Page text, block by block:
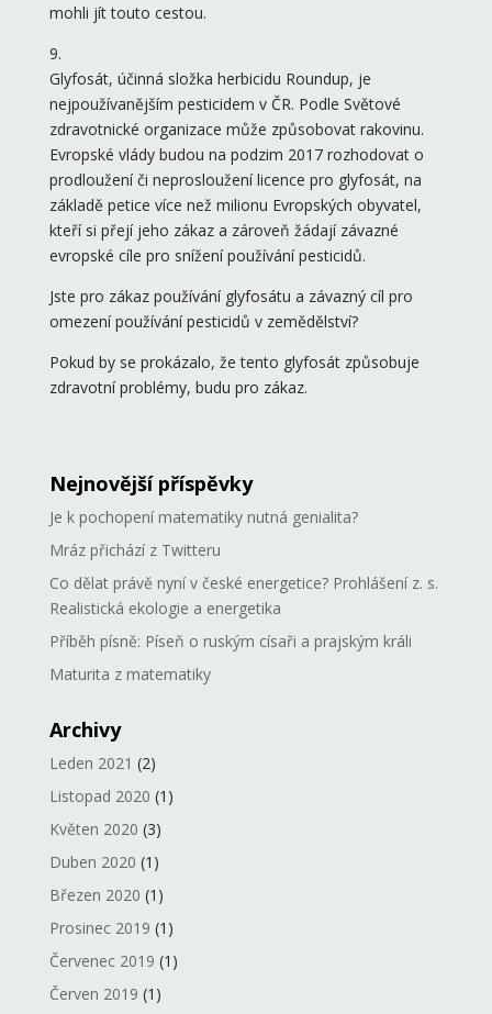
mohli jít touto cestou.
9.
Glyfosát, účinná složka herbicidu Roundup, je
nejpoužívanějším pesticidem v ČR. Podle Světové
zdravotnické organizace může způsobovat rakovinu.
Evropské vlády budou na podzim 2017 rozhodovat o
prodloužení či neprosloužení licence pro glyfosát, na
základě petice více než milionu Evropských obyvatel,
kteří si přejí jeho zákaz a zároveň žádají závazné
evropské cíle pro snížení používání pesticidů.
Jste pro zákaz používání glyfosátu a závazný cíl pro
omezení používání pesticidů v zemědělství?
Pokud by se prokázalo, že tento glyfosát způsobuje
zdravotní problémy, budu pro zákaz.
Nejnovější příspěvky
Je k pochopení matematiky nutná genialita?
Mráz přichází z Twitteru
Co dělat právě nyní v české energetice? Prohlášení z. s.
Realistická ekologie a energetika
Příběh písně: Píseň o ruským císaři a prajským králi
Maturita z matematiky
Archivy
Leden 2021 (2)
Listopad 2020 (1)
Květen 2020 (3)
Duben 2020 (1)
Březen 2020 (1)
Prosinec 2019 (1)
Červenec 2019 (1)
Červen 2019 (1)